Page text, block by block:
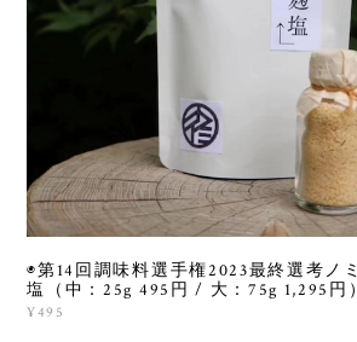
◉第14回調味料選手権2023最終選考
塩（中：25g 495円 / 大：75g 1,295円）
¥495